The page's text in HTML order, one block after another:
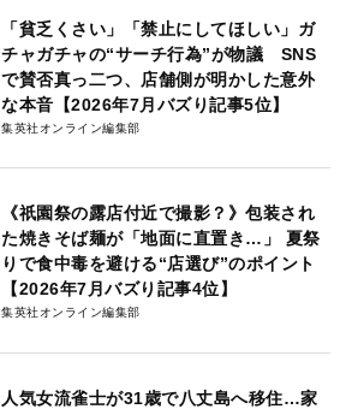
「貧乏くさい」「禁止にしてほしい」ガ
チャガチャの“サーチ行為”が物議 SNS
で賛否真っ二つ、店舗側が明かした意外
な本音【2026年7月バズり記事5位】
集英社オンライン編集部
《祇園祭の露店付近で撮影？》包装され
た焼きそば麺が「地面に直置き…」 夏祭
りで食中毒を避ける“店選び”のポイント
【2026年7月バズり記事4位】
集英社オンライン編集部
人気女流雀士が31歳で八丈島へ移住…家